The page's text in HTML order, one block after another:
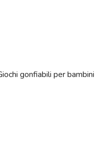
gonfiabili per bambini